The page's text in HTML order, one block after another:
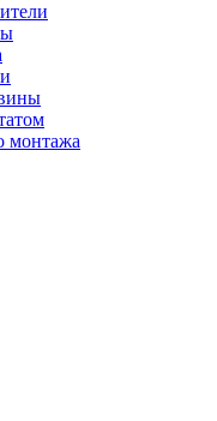
монтажа